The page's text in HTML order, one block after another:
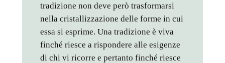
tradizione non deve però trasformarsi
nella cristallizzazione delle forme in cui
essa si esprime. Una tradizione è viva
finché riesce a rispondere alle esigenze
di chi vi ricorre e pertanto finché riesce